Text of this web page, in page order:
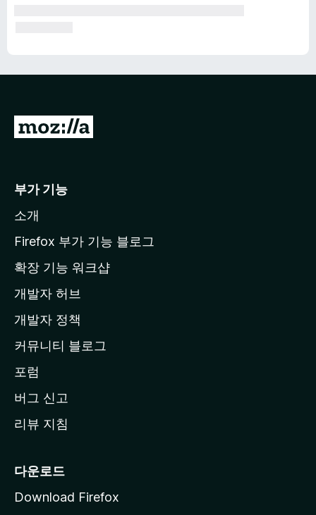
M
l
a
페
이
지
이
동
부가 기능
소개
Firefox 부가 기능 블로그
확장 기능 워크샵
개발자 허브
개발자 정책
커뮤니티 블로그
포럼
버그 신고
리뷰 지침
다운로드
Download Firefox